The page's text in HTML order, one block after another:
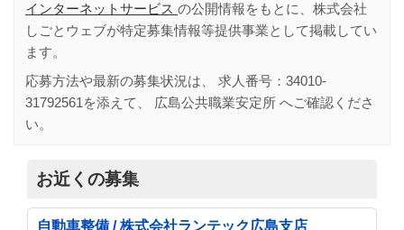
インターネットサービス の公開情報をもとに、株式会社
しごとウェブが特定募集情報等提供事業として掲載してい
ます。
応募方法や最新の募集状況は、 求人番号： 34010-
31792561 を添えて、 広島公共職業安定所 へご確認くださ
い。
お近くの募集
自動車整備 / 株式会社ランテック広島支店